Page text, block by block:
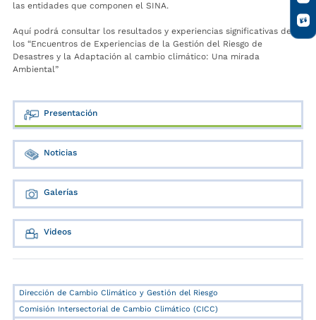
las entidades que componen el SINA.
Aquí podrá consultar los resultados y experiencias significativas de
los “Encuentros de Experiencias de la Gestión del Riesgo de
Desastres y la Adaptación al cambio climático: Una mirada
Ambiental”
Presentación
Noticias
Galerías
Videos
Dirección de Cambio Climático y Gestión del Riesgo
Comisión Intersectorial de Cambio Climático (CICC)